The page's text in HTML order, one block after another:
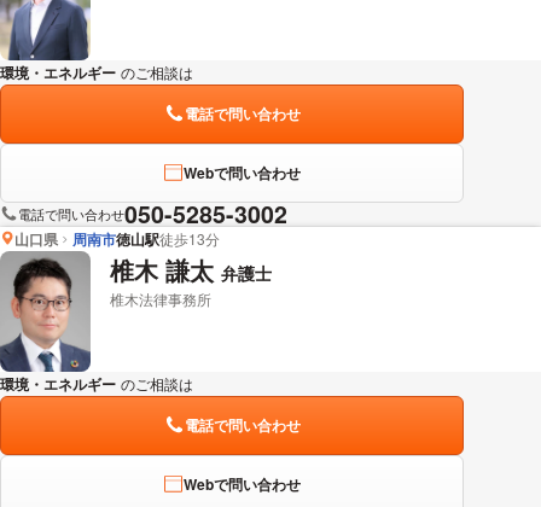
環境・エネルギー のご相談は
電話で問い合わせ
Webで問い合わせ
電話で問い合わせ050-5285-3002
山口県 周南市徳山駅徒歩13分
椎木 謙太 弁護士
椎木法律事務所
環境・エネルギー のご相談は
電話で問い合わせ
Webで問い合わせ